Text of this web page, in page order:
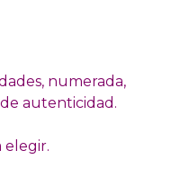
numerada,
autenticidad.
elegir.